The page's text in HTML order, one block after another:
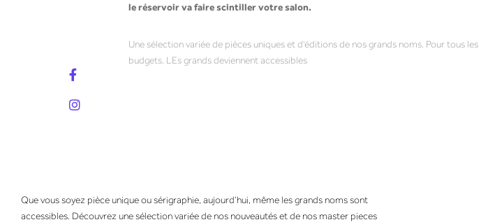
le réservoir va faire scintiller votre salon.
Une sélection variée de pièces uniques et d'éditions de nos grands noms. Pour tous les
budgets. LEs grands deviennent accessibles
Que vous soyez pièce unique ou sérigraphie, aujourd’hui, même les grands noms sont
accessibles. Découvrez une sélection variée de nos nouveautés et de nos master pieces